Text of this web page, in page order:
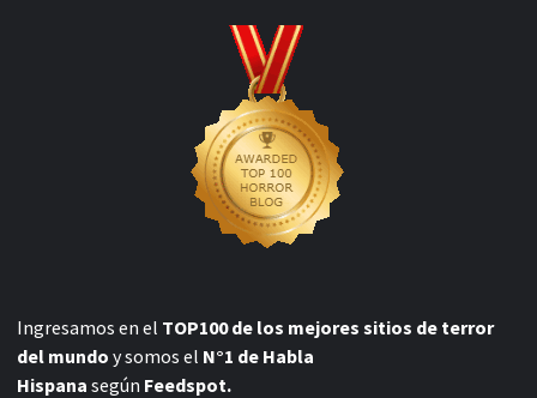
Ingresamos en el TOP100 de los mejores sitios de terror
del mundo y somos el N°1 de Habla
Hispana según Feedspot.